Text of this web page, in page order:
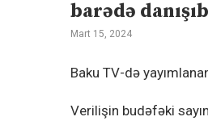
barədə
Mart 15, 2024
Baku TV-də
Verilişin budəfəki